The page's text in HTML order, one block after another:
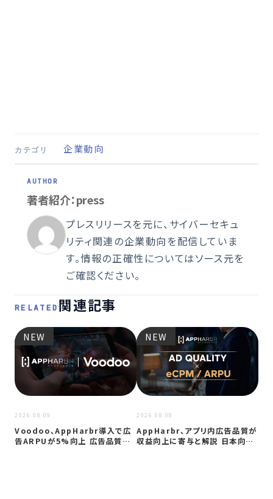
カテゴリ 企業動向
著者紹介：press
プレスリリースを元に、サイバーセキュ
リティ関連の企業動向を配信していま
す。情報の正確性についてはソース元を
ご確認ください。
RELATED 関連記事
NEW
2026.08.09
Voodoo、AppHarbr導入で広
告ARPUが5%向上 広告品質…
NEW
2026.08.08
AppHarbr、アプリ内広告品質が
収益向上に寄与と解説 日本向け